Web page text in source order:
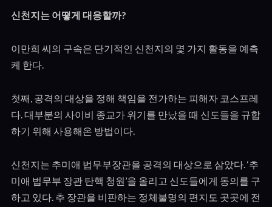
신천지는 어떻게 대응할까?
이만희 씨의 구속은 단기적인 신천지의 몇 가지 활동을 예측
케 한다.
첫째, 공격의 대상을 정해 책임을 전가하는 피해자 코스프레
다. 대부분의 사이비 종교가 위기를 만났을 때 신도들을 규합
하기 위해 사용해온 방법이다.
신천지는 추미애 법무부장관을 공격의 대상으로 삼았다. ‘추
미애 법무부 장관 탄핵 청원’을 올리고 신도들에게 동의를 구
하고 있다. 추 장관을 비판하는 정체불명의 편지도 곳곳에 전